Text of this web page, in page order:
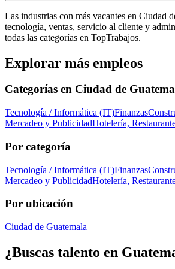
Las industrias con más vacantes en Ciudad
tecnología, ventas, servicio al cliente y
todas las categorías en TopTrabajos.
Explorar más empleos
Categorías en Ciudad de
Tecnología / Informática (IT)Finanzas
Mercadeo y PublicidadHotelería,
Por categoría
Tecnología / Informática (IT)Finanzas
Mercadeo y PublicidadHotelería,
Por ubicación
Ciudad de Guatemala
¿Buscas talento en